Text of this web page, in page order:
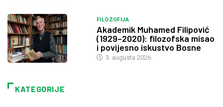
FILOZOFIJA
Akademik Muhamed Filipović
(1929–2020): filozofska misao
i povijesno iskustvo Bosne
3. augusta 2026.
KATEGORIJE